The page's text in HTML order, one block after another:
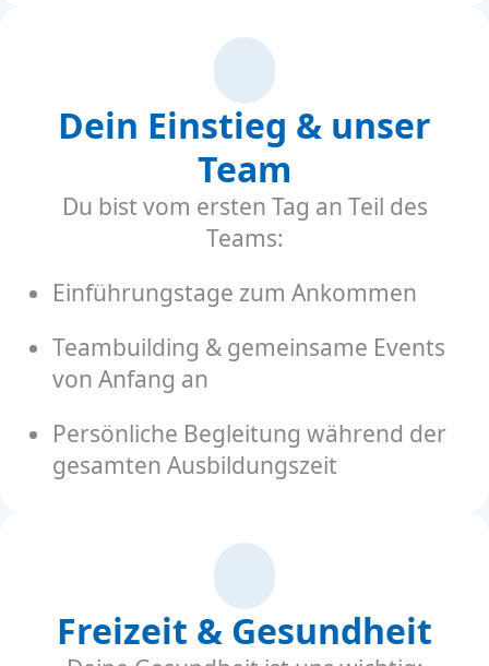
Dein Einstieg & unser
Team
Du bist vom ersten Tag an Teil des
Teams:
Einführungstage zum Ankommen
Teambuilding & gemeinsame Events
von Anfang an
Persönliche Begleitung während der
gesamten Ausbildungszeit
Freizeit & Gesundheit